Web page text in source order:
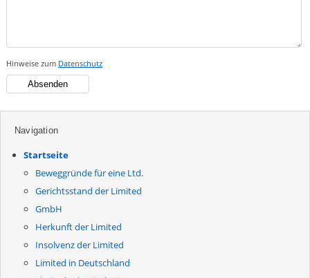
Hinweise zum Datenschutz
Navigation
Startseite
Beweggründe für eine Ltd.
Gerichtsstand der Limited
GmbH
Herkunft der Limited
Insolvenz der Limited
Limited in Deutschland